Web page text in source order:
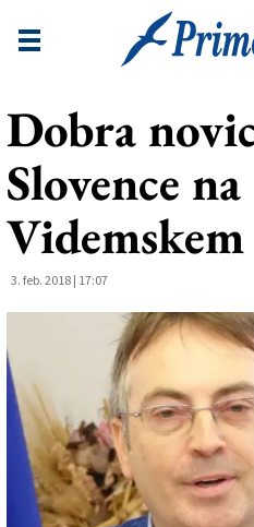
Novice
Goriška
Kultura
Še
Vreme
Uredništvo
Oglasi
Založnik
Dobra
Slovence na
Videmskem
3. feb. 2018 | 17:07